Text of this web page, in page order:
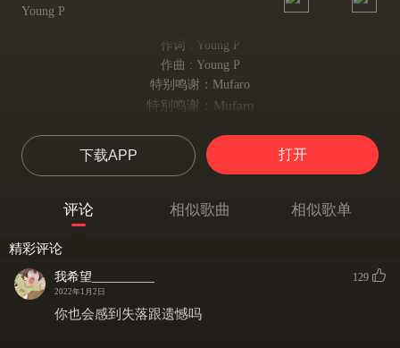
Young P
作词 : Young P
作曲 : Young P
特别鸣谢：Mufaro
特别鸣谢：Mufaro
告诉我你需要我胜过一切
Tell me dat you need me more than anyone
告诉我你需要我胜过任何人
请告诉我你需要我
hope you do not tease me when i say dat u the one
希望我说你是我的唯一时不会笑我
Tell me dat you need me more than anythin
下载APP 打开
评论 相似歌曲 相似歌单
精彩评论
我希望__________
2022年1月2日
129
你也会感到失落跟遗憾吗